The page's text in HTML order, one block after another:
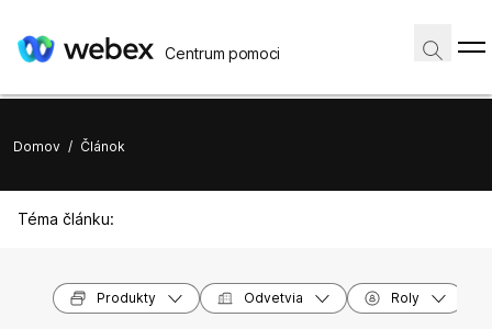
Centrum pomoci
Domov / Článok
Téma článku:
Produkty Odvetvia Roly